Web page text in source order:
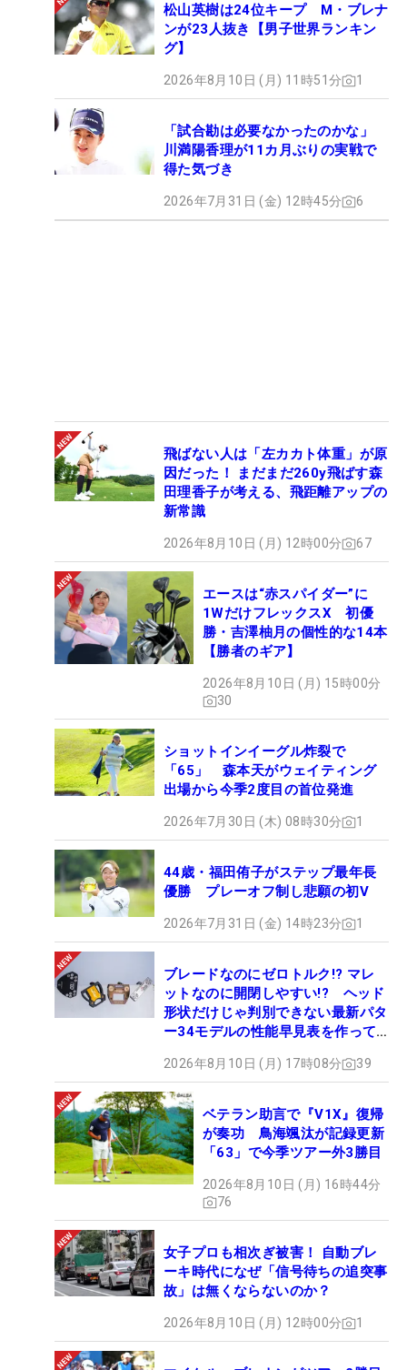
松山英樹は24位キープ M・ブレナ
ンが23人抜き【男子世界ランキン
グ】
2026年8月10日 (月) 11時51分 1
「試合勘は必要なかったのかな」
川満陽香理が11カ月ぶりの実戦で
得た気づき
2026年7月31日 (金) 12時45分 6
飛ばない人は「左カカト体重」が原
因だった！ まだまだ260y飛ばす森
田理香子が考える、飛距離アップの
新常識
2026年8月10日 (月) 12時00分 67
エースは“赤スパイダー”に
1WだけフレックスX 初優
勝・吉澤柚月の個性的な14本
【勝者のギア】
2026年8月10日 (月) 15時00分
30
ショットインイーグル炸裂で
「65」 森本天がウェイティング
出場から今季2度目の首位発進
2026年7月30日 (木) 08時30分 1
44歳・福田侑子がステップ最年長
優勝 プレーオフ制し悲願の初V
2026年7月31日 (金) 14時23分 1
ブレードなのにゼロトルク!? マレ
ットなのに開閉しやすい!? ヘッド
形状だけじゃ判別できない最新パタ
ー34モデルの性能早見表を作って
2026年8月10日 (月) 17時08分 39
ベテラン助言で『V1X』復帰
が奏功 鳥海颯汰が記録更新
「63」で今季ツアー外3勝目
2026年8月10日 (月) 16時44分
76
女子プロも相次ぎ被害！ 自動ブレ
ーキ時代になぜ「信号待ちの追突事
故」は無くならないのか？
2026年8月10日 (月) 12時00分 1